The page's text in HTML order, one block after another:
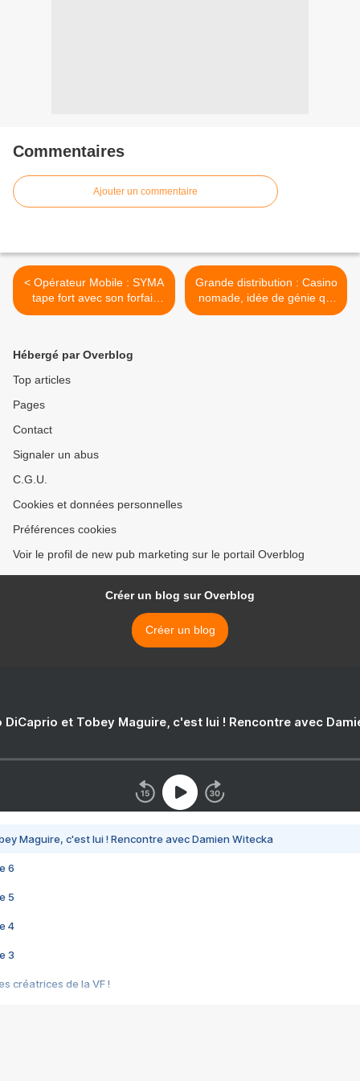
Commentaires
Ajouter un commentaire
< Opérateur Mobile : SYMA
tape fort avec son forfait
200 Go à moins de dix
Grande distribution : Casino
nomade, idée de génie qui
remonte le temps avec des
Hébergé par Overblog
Top articles
Pages
Contact
Signaler un abus
C.G.U.
Cookies et données personnelles
Préférences cookies
Voir le profil de new pub marketing sur le portail Overblog
Créer un blog sur Overblog
Créer un blog
DiCaprio et Tobey Maguire, c'est lui ! Rencontre avec
Maguire, c'est lui ! Rencontre avec Damien Witecka
6
5
4
3
créatrices de la VF !